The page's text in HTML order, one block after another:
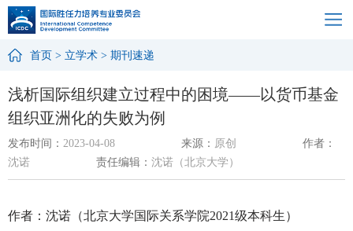
首页 > 立学术 > 期刊速递
浅析国际组织建立过程中的困境——以货币基金
组织亚洲化的失败为例
发布时间： 2023-04-08 来源： 原创
作者：
沈诺
责任编辑： 沈诺（北京大学）
作者 ：沈诺 （北京大学国际关系学院2021级本科生）